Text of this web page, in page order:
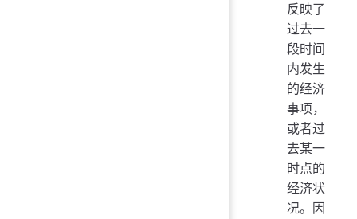
反映了
过去一
段时间
内发生
的经济
事项，
或者过
去某一
时点的
经济状
况。因